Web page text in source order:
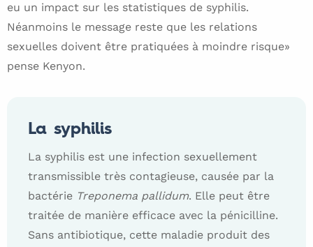
eu un impact sur les statistiques de syphilis.
Néanmoins le message reste que les relations
sexuelles doivent être pratiquées à moindre risque»
pense Kenyon.
La syphilis
La syphilis est une infection sexuellement
transmissible très contagieuse, causée par la
bactérie Treponema pallidum. Elle peut être
traitée de manière efficace avec la pénicilline.
Sans antibiotique, cette maladie produit des